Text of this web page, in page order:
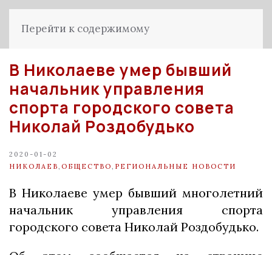
Перейти к содержимому
В Николаеве умер бывший
начальник управления
спорта городского совета
Николай Роздобудько
2020-01-02
НИКОЛАЕВ ОБЩЕСТВО РЕГИОНАЛЬНЫЕ НОВОСТИ
В Николаеве умер бывший многолетний
начальник управления спорта
городского совета Николай Роздобудько.